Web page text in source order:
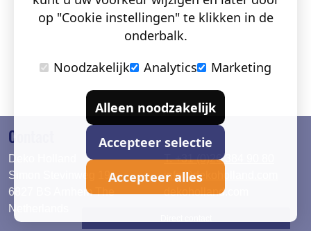
Contact
Deko Holland
Simon Stevinweg 19
6827 BS Arnhem The
Netherlands
T. +31 (0)26 384 90 80
info@dekoholland.com
dekoholland.com
op "Cookie instellingen" te klikken in de
onderbalk.
Noodzakelijk
Analytics Marketing
Alleen noodzakelijk
Accepteer selectie
Accepteer alles